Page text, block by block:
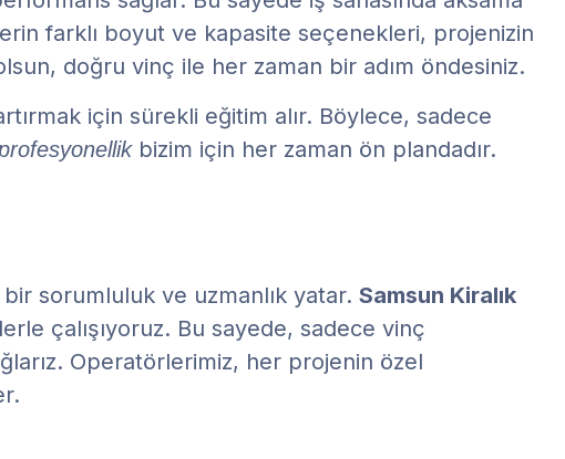
farklı boyut ve kapasite seçenekleri, projenizin
doğru vinç ile her zaman bir adım öndesiniz.
için sürekli eğitim alır. Böylece, sadece
bizim için her zaman ön plandadır.
sorumluluk ve uzmanlık yatar. Samsun Kiralık
çalışıyoruz. Bu sayede, sadece vinç
Operatörlerimiz, her projenin özel